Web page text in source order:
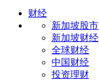
财经
新加坡股市
新加坡财经
全球财经
中国财经
投资理财